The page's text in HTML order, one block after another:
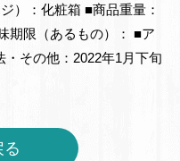
）：化粧箱 ■商品重量：
期限（あるもの）： ■ア
その他：2022年1月下旬